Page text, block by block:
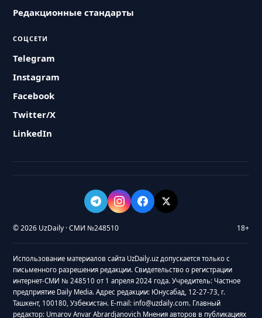
Редакционные стандарты
СОЦСЕТИ
Telegram
Instagram
Facebook
Twitter/X
LinkedIn
© 2026 UzDaily · СМИ №248510 18+
Использование материалов сайта UzDaily.uz допускается только с
письменного разрешения редакции. Свидетельство о регистрации
интернет-СМИ № 248510 от 1 апреля 2024 года. Учредитель: Частное
предприятие Daily Media. Адрес редакции: Юнусабад, 12-27-73, г.
Ташкент, 100180, Узбекистан. E-mail: info@uzdaily.com. Главный
редактор: Umarov Anvar Abrardjanovich Мнения авторов в публикациях